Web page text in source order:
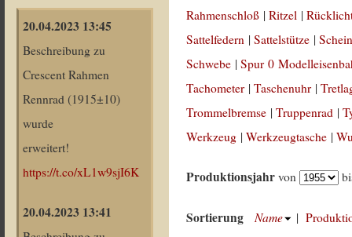
20.04.2023 13:45
Beschreibung zu
Crescent Rahmen
Rennrad (1915±10)
wurde
erweitert!
https://t.co/xL1w9sjI6K
20.04.2023 13:41
Rahmenschloß |Ritzel |
Sattelfedern |Sattelstütze |
Schwebe |Spur 0
Tachometer |Taschenuhr |
Trommelbremse |Truppenrad |
Werkzeug |Werkzeugtasche |
Produktionsjahr von
Sortierung Name |